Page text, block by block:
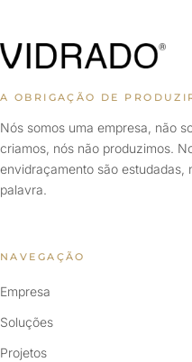
A OBRIGAÇÃO DE
Nós somos uma empresa, não
criamos, nós não produzimos.
envidraçamento são estudadas,
palavra.
NAVEGAÇÃO
Empresa
Soluções
Projetos